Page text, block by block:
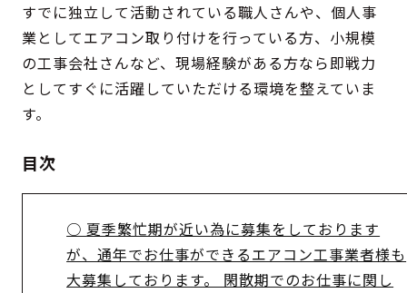
すでに独立して活動されている職人さんや、個人事
業としてエアコン取り付けを行っている方、小規模
の工事会社さんなど、現場経験がある方なら即戦力
としてすぐに活躍していただける環境を整えていま
す。
目次
夏季繁忙期が近い為に募集をしております
が、通年でお仕事ができるエアコン工事業者様も
大募集しております。 閑散期でのお仕事に関し